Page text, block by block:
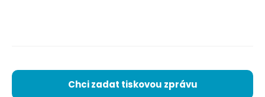
Chci zadat tiskovou zprávu